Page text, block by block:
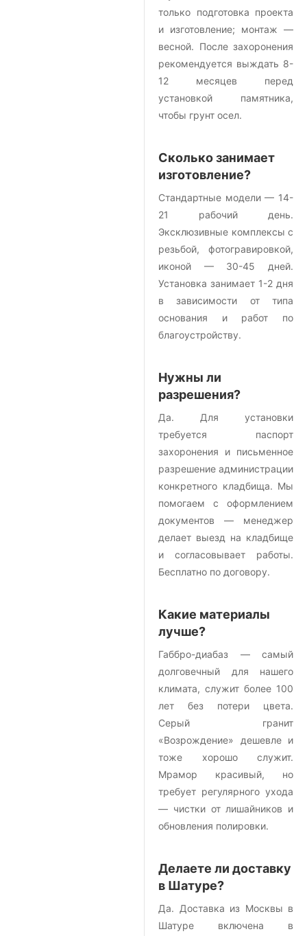
только подготовка проекта
и изготовление; монтаж —
весной. После захоронения
рекомендуется выждать 8-
12 месяцев перед
установкой памятника,
чтобы грунт осел.
Сколько занимает
изготовление?
Стандартные модели — 14-
21 рабочий день.
Эксклюзивные комплексы с
резьбой, фотогравировкой,
иконой — 30-45 дней.
Установка занимает 1-2 дня
в зависимости от типа
основания и работ по
благоустройству.
Нужны ли
разрешения?
Да. Для установки
требуется паспорт
захоронения и письменное
разрешение администрации
конкретного кладбища. Мы
помогаем с оформлением
документов — менеджер
делает выезд на кладбище
и согласовывает работы.
Бесплатно по договору.
Какие материалы
лучше?
Габбро-диабаз — самый
долговечный для нашего
климата, служит более 100
лет без потери цвета.
Серый гранит
«Возрождение» дешевле и
тоже хорошо служит.
Мрамор красивый, но
требует регулярного ухода
— чистки от лишайников и
обновления полировки.
Делаете ли доставку
в Шатуре?
Да. Доставка из Москвы в
Шатуре включена в